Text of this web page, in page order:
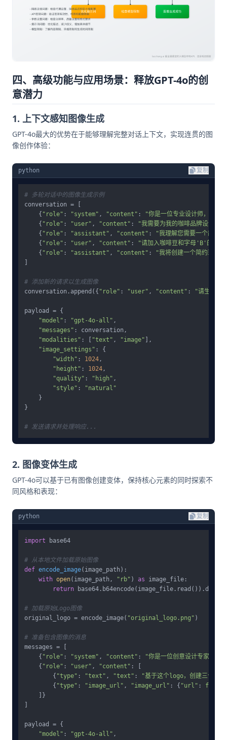
四、高级功能与应用场景：释放GPT-4o的创
意潜力
1. 上下文感知图像生成
GPT-4o最大的优势在于能够理解完整对话上下文，实现连贯的图
像创作体验：
python 复制
# 多轮对话中的图像生成示例
conversation = [
    {
"role" : "system" , "content" :
"你是一位专业设计师，能够
    {
"role" : "user" , "content" :
"我需要为我的咖啡品牌设计一
    {
"role" : "assistant" , "content" :
"我理解您需要一个简约
    {
"role" : "user" , "content" :
"请加入咖啡豆和字母'B'的元
    {
"role" : "assistant" , "content" :
"我将创建一个简约现代
# 添加新的请求以生成图像
conversation.append({ "role" : "user" , "content" : "请生成这
payload = {
"model" : "gpt-4o-all" ,
"messages" : conversation,
"modalities" : [ "text" , "image" ],
"image_settings" : {
"width" : 1024,
"height" : 1024,
"quality" : "high" ,
"style" :
"natural"
    }
}
# 发送请求并处理响应...
2. 图像变体生成
GPT-4o可以基于已有图像创建变体，保持核心元素的同时探索不
同风格和表现：
python 复制
import base64
# 从本地文件加载原始图像
def encode_image( image_path ):
with open(image_path, "rb" ) as image_file:
return
# 加载原始Logo图像
original_logo = encode_image( "original_logo.png" )
# 准备包含图像的消息
messages = [
    {
"role" : "system" , "content" : "你是一位创意设计专家。"
    {
"role" : "user" , "content" : [
        {
"type" : "text" , "text" :
"基于这个logo，创建三个不同
        {
"type" : "image_url" , "image_url" : { "url" :
    ]}
payload = {
"model" : "gpt-4o-all" ,